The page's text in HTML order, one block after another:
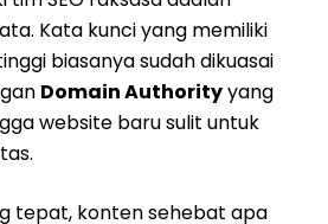
Kata kunci yang memiliki
biasanya sudah dikuasai
Domain Authorityyang
website baru sulit untuk
tepat, konten sehebat apa